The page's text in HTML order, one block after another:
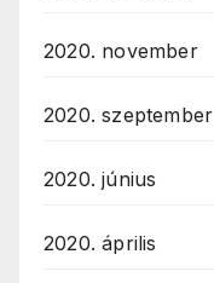
2020. november
2020. szeptember
2020. június
2020. április